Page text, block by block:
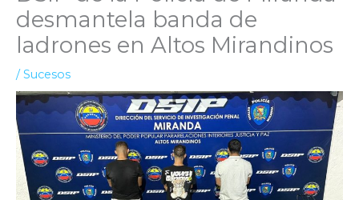
desmantela banda de
ladrones en Altos Mirandinos
/Sucesos